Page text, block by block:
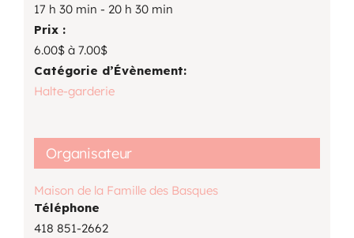
17 h 30 min - 20 h 30 min
Prix :
6.00$ à 7.00$
Catégorie d’Évènement:
Halte-garderie
Organisateur
Maison de la Famille des Basques
Téléphone
418 851-2662